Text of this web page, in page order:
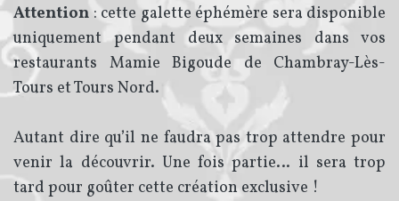
Attention : cette galette éphémère sera disponible
uniquement pendant deux semaines dans vos
restaurants Mamie Bigoude de Chambray-Lès-
Tours et Tours Nord.
Autant dire qu’il ne faudra pas trop attendre pour
venir la découvrir. Une fois partie… il sera trop
tard pour goûter cette création exclusive !